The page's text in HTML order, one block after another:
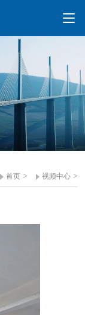
首页 > 视频中心 >